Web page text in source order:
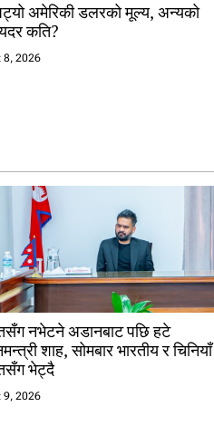
अमेरिकी डलरको मूल्य, अन्यको
कति?
8, 2026
नभेटने अडानबाट पछि हटे
शाह, सोमबार भारतीय र चिनियाँ
भेट्दै
9, 2026